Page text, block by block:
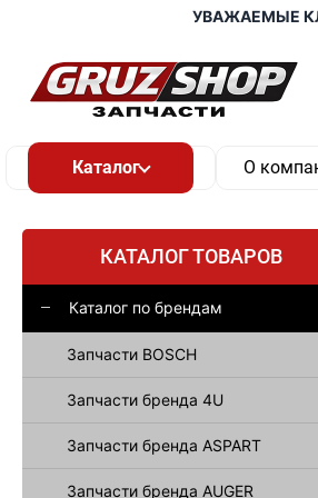
УВАЖАЕМЫЕ
О
КАТАЛОГ ТОВАРОВ
Каталог по брендам
Запчасти BOSCH
Запчасти бренда 4U
Запчасти бренда ASPART
Запчасти бренда AUGER